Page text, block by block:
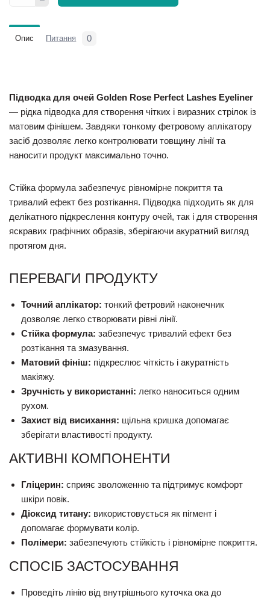
Опис Питання 0
Підводка для очей Golden Rose Perfect Lashes Eyeliner
— рідка підводка для створення чітких і виразних стрілок із
матовим фінішем. Завдяки тонкому фетровому аплікатору
засіб дозволяє легко контролювати товщину лінії та
наносити продукт максимально точно.
Стійка формула забезпечує рівномірне покриття та
тривалий ефект без розтікання. Підводка підходить як для
делікатного підкреслення контуру очей, так і для створення
яскравих графічних образів, зберігаючи акуратний вигляд
протягом дня.
ПЕРЕВАГИ ПРОДУКТУ
Точний аплікатор: тонкий фетровий наконечник
дозволяє легко створювати рівні лінії.
Стійка формула: забезпечує тривалий ефект без
розтікання та змазування.
Матовий фініш: підкреслює чіткість і акуратність
макіяжу.
Зручність у використанні: легко наноситься одним
рухом.
Захист від висихання: щільна кришка допомагає
зберігати властивості продукту.
АКТИВНІ КОМПОНЕНТИ
Гліцерин: сприяє зволоженню та підтримує комфорт
шкіри повік.
Діоксид титану: використовується як пігмент і
допомагає формувати колір.
Полімери: забезпечують стійкість і рівномірне покриття.
СПОСІБ ЗАСТОСУВАННЯ
Проведіть лінію від внутрішнього куточка ока до